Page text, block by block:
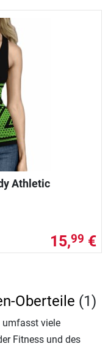
Athletic
15,99 €
Oberteile (1)
umfasst viele
Fitness und des